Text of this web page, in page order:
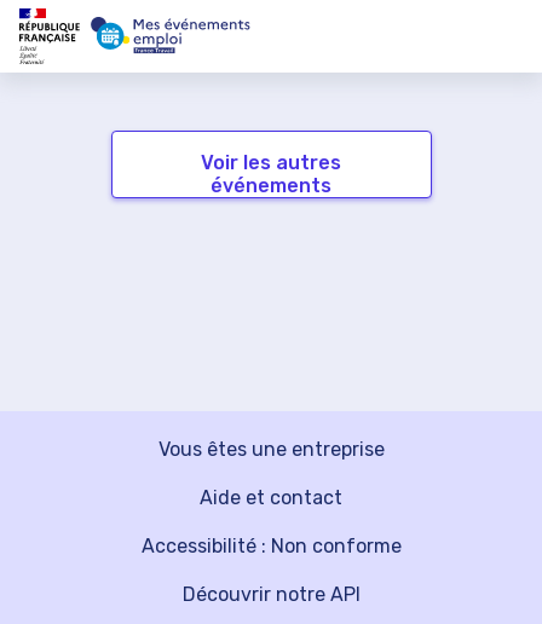
Voir les autres
événements
Vous êtes une entreprise
Découvrir notre API
Aide et contact
Accessibilité : Non conforme